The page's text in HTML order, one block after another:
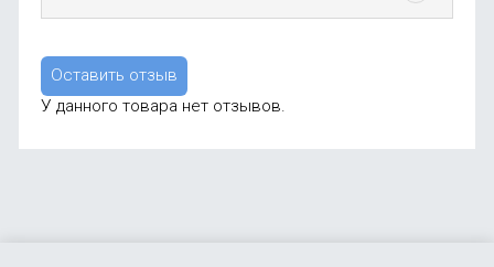
Оставить отзыв
У данного товара нет отзывов.